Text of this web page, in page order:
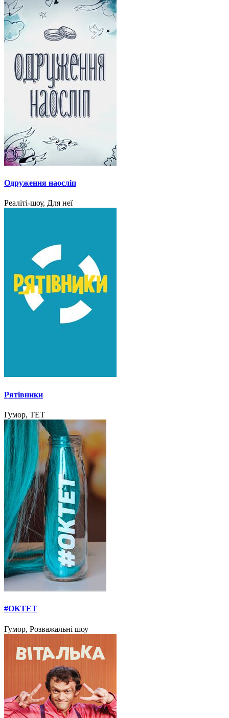
Одруження наосліп
Реаліті-шоу, Для неї
Рятівники
Гумор, ТЕТ
#ОКТЕТ
Гумор, Розважальні шоу